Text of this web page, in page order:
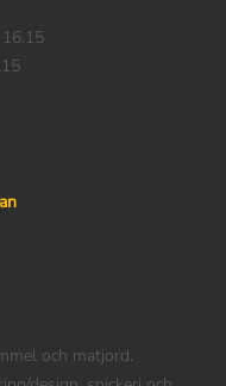
och matjord.